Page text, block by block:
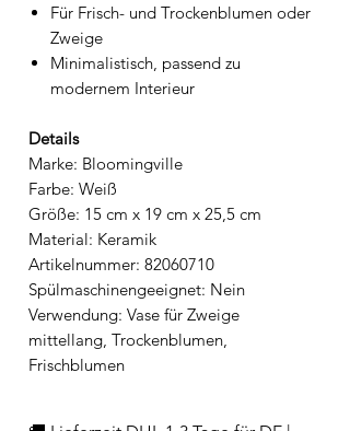
Für Frisch- und Trockenblumen oder
Zweige
Minimalistisch, passend zu
modernem Interieur
Details
Marke: Bloomingville
Farbe: Weiß
Größe: 15 cm x 19 cm x 25,5 cm
Material: Keramik
Artikelnummer: 82060710
Spülmaschinengeeignet: Nein
Verwendung: Vase für Zweige
mittellang, Trockenblumen,
Frischblumen